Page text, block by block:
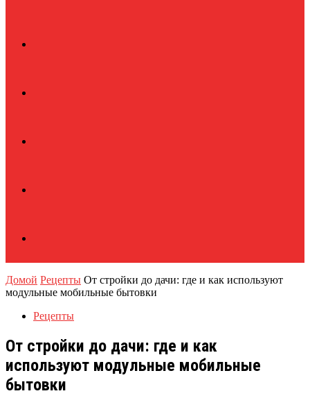
Домой Рецепты От стройки до дачи: где и как используют
модульные мобильные бытовки
Рецепты
От стройки до дачи: где и как
используют модульные мобильные
бытовки